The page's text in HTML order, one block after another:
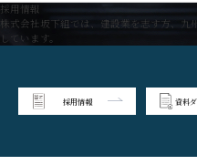
採用情報
株式会社坂下組では、建設業を志す方、
しています。
採用情報 資料